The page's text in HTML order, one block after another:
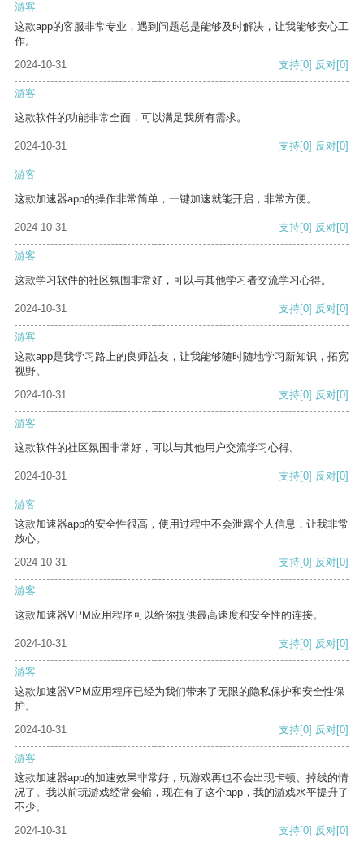
游客
这款app的客服非常专业，遇到问题总是能够及时解决，让我能够安心工
作。
2024-10-31
支持[0] 反对[0]
游客
这款软件的功能非常全面，可以满足我所有需求。
2024-10-31 支持[0] 反对[0]
游客
这款加速器app的操作非常简单，一键加速就能开启，非常方便。
2024-10-31 支持[0] 反对[0]
游客
这款学习软件的社区氛围非常好，可以与其他学习者交流学习心得。
2024-10-31 支持[0] 反对[0]
游客
这款app是我学习路上的良师益友，让我能够随时随地学习新知识，拓宽
视野。
2024-10-31
支持[0] 反对[0]
游客
这款软件的社区氛围非常好，可以与其他用户交流学习心得。
2024-10-31 支持[0] 反对[0]
游客
这款加速器app的安全性很高，使用过程中不会泄露个人信息，让我非常
放心。
2024-10-31
支持[0] 反对[0]
游客
这款加速器VPM应用程序可以给你提供最高速度和安全性的连接。
2024-10-31 支持[0] 反对[0]
游客
这款加速器VPM应用程序已经为我们带来了无限的隐私保护和安全性保
护。
2024-10-31
支持[0] 反对[0]
游客
这款加速器app的加速效果非常好，玩游戏再也不会出现卡顿、掉线的情
况了。我以前玩游戏经常会输，现在有了这个app，我的游戏水平提升了
不少。
2024-10-31
支持[0] 反对[0]